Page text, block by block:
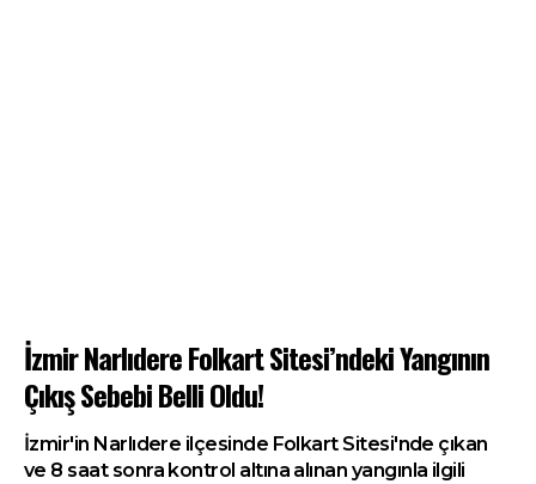
İzmir Narlıdere Folkart Sitesi’ndeki Yangının
Çıkış Sebebi Belli Oldu!
İzmir'in Narlıdere ilçesinde Folkart Sitesi'nde çıkan
ve 8 saat sonra kontrol altına alınan yangınla ilgili